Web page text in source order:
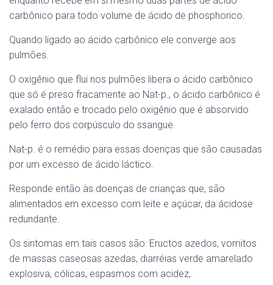
carbônico para todo volume de ácido de phosphorico.
Quando ligado ao ácido carbônico ele converge aos
pulmões.
O oxigênio que flui nos pulmões libera o ácido carbônico
que só é preso fracamente ao Nat-p., o ácido carbônico é
exalado então e trocado pelo oxigênio que é absorvido
pelo ferro dos corpúsculo do ssangue.
Nat-p. é o remédio para essas doenças que são causadas
por um excesso de ácido láctico.
Responde então às doenças de crianças que, são
alimentados em excesso com leite e açúcar, da ácidose
redundante.
Os sintomas em tais casos são: Eructos azedos, vomitos
de massas caseosas azedas, diarréias verde amarelado
explosiva, cólicas, espasmos com acidez,.